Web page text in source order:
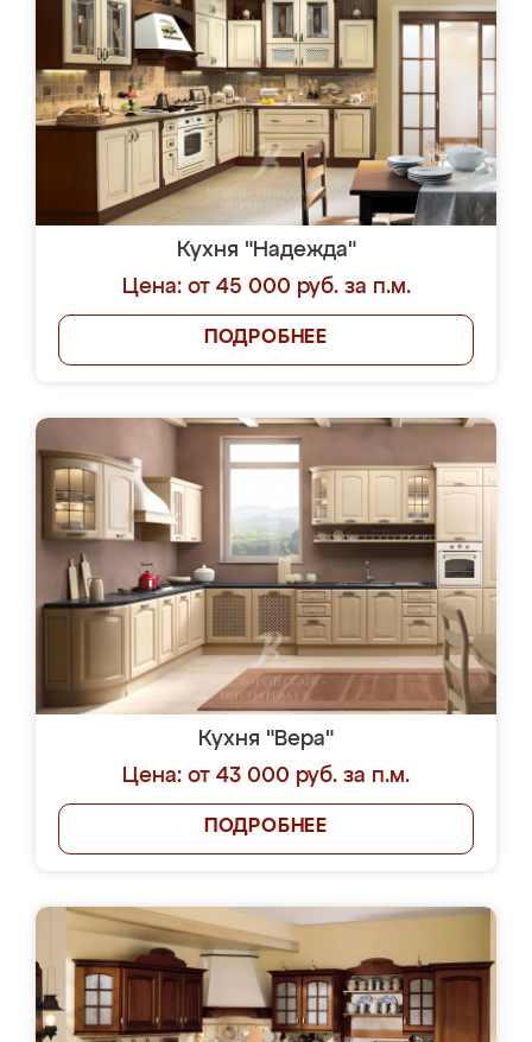
Кухня "Надежда"
Цена: от 45 000 руб. за п.м.
ПОДРОБНЕЕ
Кухня "Вера"
Цена: от 43 000 руб. за п.м.
ПОДРОБНЕЕ